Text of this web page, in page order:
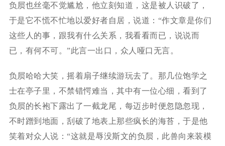
负屃也丝毫不觉尴尬，他立刻知道，这是被人识破了，
于是它不慌不忙地以爱好者自居，说道：“作文章是你们
这些人的事，跟我有什么关系，我看看而已，说说而
已，有何不可。”此言一出口，众人哑口无言。
负屃哈哈大笑，摇着扇子继续游玩去了。那几位饱学之
士在亭子里，不禁错愕难当，其中有一位心细，看到了
负屃的长袍下露出了一截龙尾，每迈步时便忽隐忽现，
不时蹭到地面，刮破了地表上那些疯长的海苔，于是他
笑着对众人说：“这就是辱没斯文的负屃，此兽向来装模